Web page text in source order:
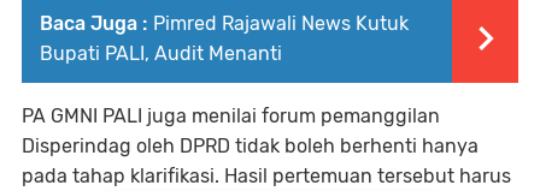
Baca Juga : Pimred Rajawali News Kutuk
Bupati PALI, Audit Menanti
PA GMNI PALI juga menilai forum pemanggilan
Disperindag oleh DPRD tidak boleh berhenti hanya
pada tahap klarifikasi. Hasil pertemuan tersebut harus